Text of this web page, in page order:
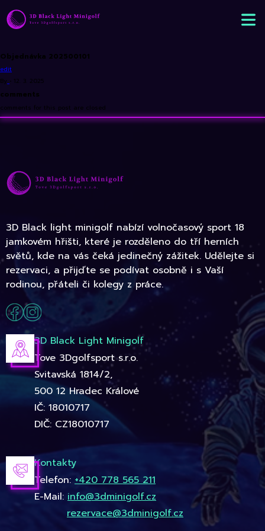
Objednávka 202500101
edit
By • 12. 3. 2025
comments
comments for this post are closed
3D Black light minigolf nabízí volnočasový sport 18
jamkovém hřišti, které je rozděleno do tří herních
světů, kde na vás čeká jedinečný zážitek. Udělejte si
rezervaci, a přijďte se podívat osobně i s Vaší
rodinou, přáteli či kolegy z práce.
3D Black Light Minigolf
Tove 3Dgolfsport s.r.o.
Svitavská 1814/2,
500 12 Hradec Králové
IČ: 18010717
DIČ: CZ18010717
Kontakty
Telefon: +420 778 565 211
E-Mail: info@3dminigolf.cz
rezervace@3dminigolf.cz